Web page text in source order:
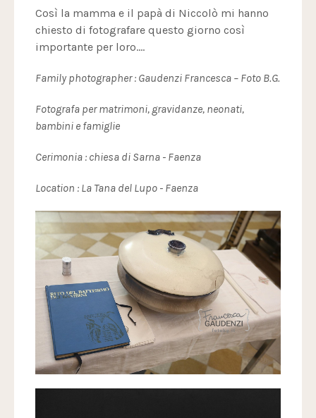
Così la mamma e il papà di Niccolò mi hanno
chiesto di fotografare questo giorno così
importante per loro....
Family photographer : Gaudenzi Francesca – Foto B.G.
Fotografa per matrimoni, gravidanze, neonati,
bambini e famiglie
Cerimonia : chiesa di Sarna - Faenza
Location : La Tana del Lupo - Faenza